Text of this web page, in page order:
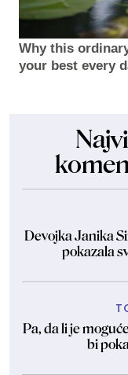
Why this
your best every
Devojka Janika
pokazala
Pa, da li je
bi